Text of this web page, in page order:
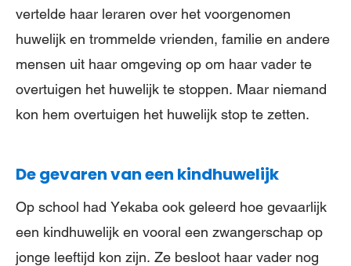
vertelde haar leraren over het voorgenomen
huwelijk en trommelde vrienden, familie en andere
mensen uit haar omgeving op om haar vader te
overtuigen het huwelijk te stoppen. Maar niemand
kon hem overtuigen het huwelijk stop te zetten.
De gevaren van een kindhuwelijk
Op school had Yekaba ook geleerd hoe gevaarlijk
een kindhuwelijk en vooral een zwangerschap op
jonge leeftijd kon zijn. Ze besloot haar vader nog